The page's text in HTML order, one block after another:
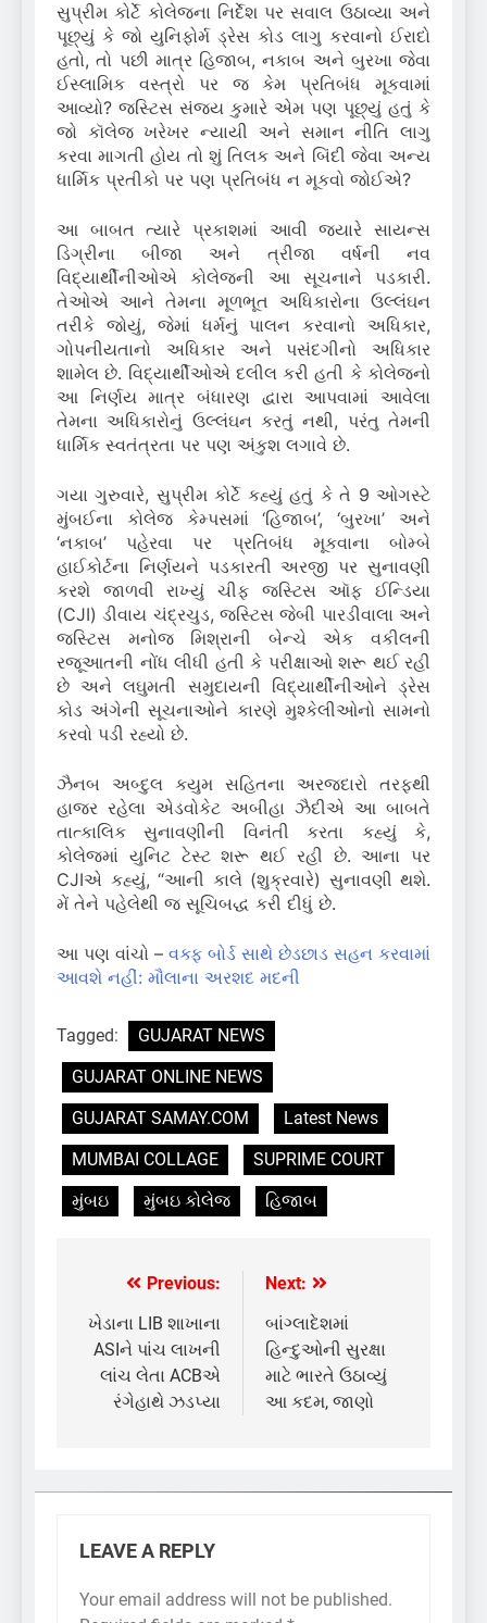
સુપ્રીમ કોર્ટે કોલેજના નિર્દેશ પર સવાલ ઉઠાવ્યા અને
પૂછ્યું કે જો યુનિફોર્મ ડ્રેસ કોડ લાગુ કરવાનો ઈરાદો
હતો, તો પછી માત્ર હિજાબ, નકાબ અને બુરખા જેવા
ઈસ્લામિક વસ્ત્રો પર જ કેમ પ્રતિબંધ મૂકવામાં
આવ્યો? જસ્ટિસ સંજય કુમારે એમ પણ પૂછ્યું હતું કે
જો કૉલેજ ખરેખર ન્યાયી અને સમાન નીતિ લાગુ
કરવા માગતી હોય તો શું તિલક અને બિંદી જેવા અન્ય
ધાર્મિક પ્રતીકો પર પણ પ્રતિબંધ ન મૂકવો જોઈએ?
આ બાબત ત્યારે પ્રકાશમાં આવી જ્યારે સાયન્સ
ડિગ્રીના બીજા અને ત્રીજા વર્ષની નવ
વિદ્યાર્થીનીઓએ કોલેજની આ સૂચનાને પડકારી.
તેઓએ આને તેમના મૂળભૂત અધિકારોના ઉલ્લંઘન
તરીકે જોયું, જેમાં ધર્મનું પાલન કરવાનો અધિકાર,
ગોપનીયતાનો અધિકાર અને પસંદગીનો અધિકાર
શામેલ છે. વિદ્યાર્થીઓએ દલીલ કરી હતી કે કોલેજનો
આ નિર્ણય માત્ર બંધારણ દ્વારા આપવામાં આવેલા
તેમના અધિકારોનું ઉલ્લંઘન કરતું નથી, પરંતુ તેમની
ધાર્મિક સ્વતંત્રતા પર પણ અંકુશ લગાવે છે.
ગયા ગુરુવારે, સુપ્રીમ કોર્ટે કહ્યું હતું કે તે 9 ઓગસ્ટે
મુંબઈના કોલેજ કેમ્પસમાં ‘હિજાબ’, ‘બુરખા’ અને
‘નકાબ’ પહેરવા પર પ્રતિબંધ મૂકવાના બોમ્બે
હાઈકોર્ટના નિર્ણયને પડકારતી અરજી પર સુનાવણી
કરશે જાળવી રાખ્યું ચીફ જસ્ટિસ ઑફ ઈન્ડિયા
(CJI) ડીવાય ચંદ્રચુડ, જસ્ટિસ જેબી પારડીવાલા અને
જસ્ટિસ મનોજ મિશ્રાની બેન્ચે એક વકીલની
રજૂઆતની નોંધ લીધી હતી કે પરીક્ષાઓ શરૂ થઈ રહી
છે અને લઘુમતી સમુદાયની વિદ્યાર્થીનીઓને ડ્રેસ
કોડ અંગેની સૂચનાઓને કારણે મુશ્કેલીઓનો સામનો
કરવો પડી રહ્યો છે.
ઝૈનબ અબ્દુલ કયુમ સહિતના અરજદારો તરફથી
હાજર રહેલા એડવોકેટ અબીહા ઝૈદીએ આ બાબતે
તાત્કાલિક સુનાવણીની વિનંતી કરતા કહ્યું કે,
કોલેજમાં યુનિટ ટેસ્ટ શરૂ થઈ રહી છે. આના પર
CJIએ કહ્યું, “આની કાલે (શુક્રવારે) સુનાવણી થશે.
મેં તેને પહેલેથી જ સૂચિબદ્ધ કરી દીધું છે.
આ પણ વાંચો – વક્ફ બોર્ડ સાથે છેડછાડ સહન કરવામાં
આવશે નહીં: મૌલાના અરશદ મદની
Tagged:
GUJARAT NEWS
GUJARAT ONLINE NEWS
GUJARAT SAMAY.COM
Latest News
MUMBAI COLLAGE
SUPRIME COURT
મુંબઇ
મુંબઇ કોલેજ હિજાબ
Post
navigation
Previous:
ખેડાના LIB શાખાના
ASIને પાંચ લાખની
લાંચ લેતા ACBએ
રંગેહાથે ઝડપ્યા
Next:
બાંગ્લાદેશમાં
હિન્દુઓની સુરક્ષા
માટે ભારતે ઉઠાવ્યું
આ કદમ, જાણો
LEAVE A REPLY
Your email address will not be published.